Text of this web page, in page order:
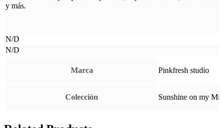
y más.
N/D
N/D
Marca Pinkfresh studio
Colección Sunshine on my